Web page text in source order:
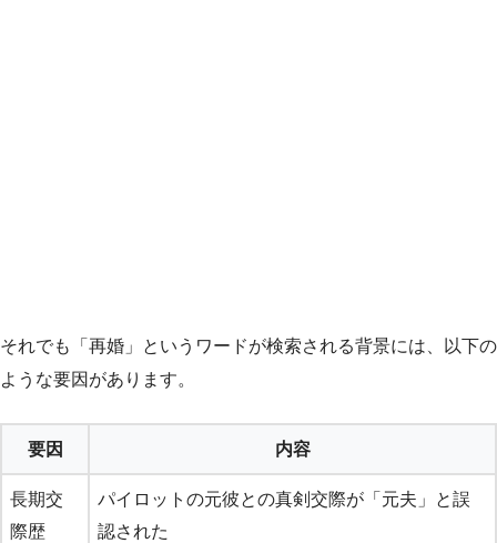
それでも「再婚」というワードが検索される背景には、以下の
ような要因があります。
要因 内容
長期交
際歴
パイロットの元彼との真剣交際が「元夫」と誤
認された